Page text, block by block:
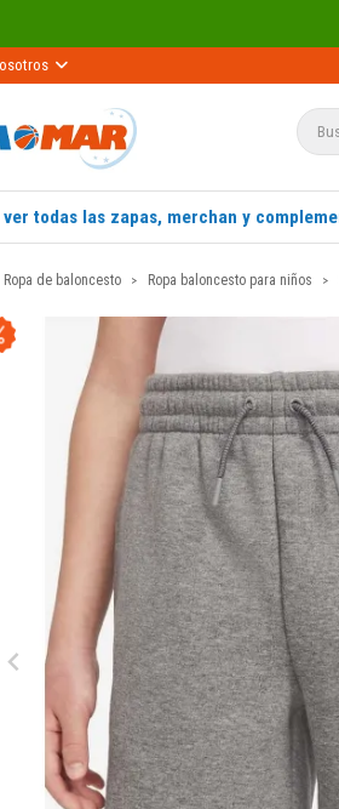
todas las zapas, merchan y
Ropa de baloncesto Ropa baloncesto para niños